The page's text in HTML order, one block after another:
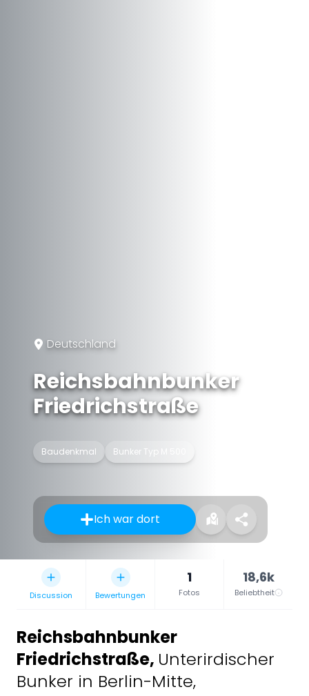
Deutschland
Reichsbahnbunker
Friedrichstraße
Baudenkmal Bunker Typ M 500
Ich war dort
Discussion Bewertungen
1
Fotos
18,6k
Beliebtheit
Reichsbahnbunker
Friedrichstraße, Unterirdischer
Bunker in Berlin-Mitte,